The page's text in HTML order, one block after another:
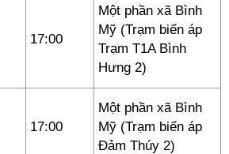
17:00
Một phần xã Bình
Mỹ (Trạm biến áp
Trạm T1A Bình
Hưng 2)
17:00
Một phần xã Bình
Mỹ (Trạm biến áp
Đảm Thúy 2)